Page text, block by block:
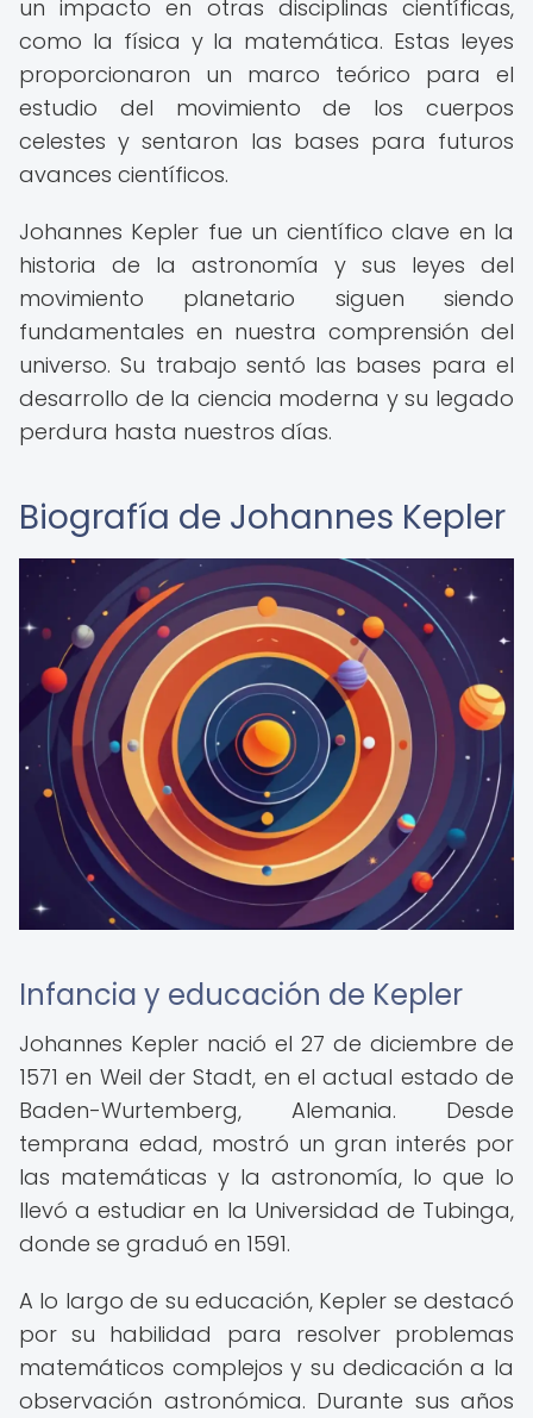
un impacto en otras disciplinas científicas,
como la física y la matemática. Estas leyes
proporcionaron un marco teórico para el
estudio del movimiento de los cuerpos
celestes y sentaron las bases para futuros
avances científicos.
Johannes Kepler fue un científico clave en la
historia de la astronomía y sus leyes del
movimiento planetario siguen siendo
fundamentales en nuestra comprensión del
universo. Su trabajo sentó las bases para el
desarrollo de la ciencia moderna y su legado
perdura hasta nuestros días.
Biografía de Johannes Kepler
Infancia y educación de Kepler
Johannes Kepler nació el 27 de diciembre de
1571 en Weil der Stadt, en el actual estado de
Baden-Wurtemberg, Alemania. Desde
temprana edad, mostró un gran interés por
las matemáticas y la astronomía, lo que lo
llevó a estudiar en la Universidad de Tubinga,
donde se graduó en 1591.
A lo largo de su educación, Kepler se destacó
por su habilidad para resolver problemas
matemáticos complejos y su dedicación a la
observación astronómica. Durante sus años